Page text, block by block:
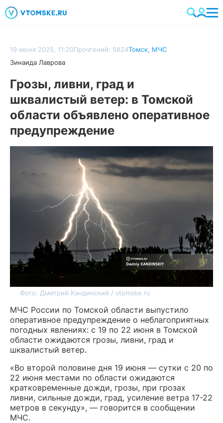
19 июня 2025, 11:20Прочтений: 5824Томск, МЧС
Зинаида Лаврова
Грозы, ливни, град и
шквалистый ветер: в Томской
области объявлено оперативное
предупреждение
Фото: Дмитрий Кандинский / vtomske.ru
МЧС России по Томской области выпустило
оперативное предупреждение о неблагоприятных
погодных явлениях: с 19 по 22 июня в Томской
области ожидаются грозы, ливни, град и
шквалистый ветер.
«Во второй половине дня 19 июня — сутки с 20 по
22 июня местами по области ожидаются
кратковременные дожди, грозы, при грозах
ливни, сильные дожди, град, усиление ветра 17-22
метров в секунду», — говорится в сообщении
МЧС.